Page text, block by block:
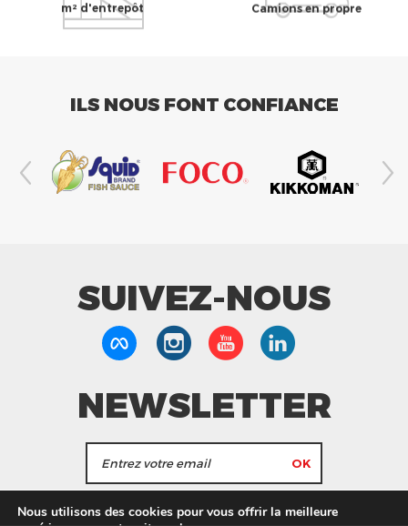
m² d'entrepôt Camions en propre
ILS NOUS FONT CONFIANCE
SUIVEZ-NOUS
NEWSLETTER
J'accepte de recevoir les actualités et les
Nous utilisons des cookies pour vous offrir la meilleure